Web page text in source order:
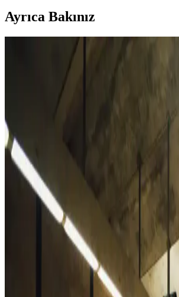
Ayrıca Bakınız
Naked & Famous Kadın Selvedge
Kesim ve Kullanıcı Deneyimleri
Naked & Famous Rainbow Core kadın
solmalarını öne çıkarıyor.
Alya Underwear Kadın Pamuklu
Külotları Günlük Konfor ve
Alya Underwear'in pamuklu kadın hipster
seçeneğiyle, yumuşak ve dayanıklı yapısıyla
uzun ömürlü ve şık bir iç giyim seçeneği sağlar.
Vaen Kadın Pamuk Elastan Likralı
Günlük Şıklık ve Konfor Bir Arada
Vaen markasının pamuk elastan likralı
alabilir kumaşıyla gün boyu konfor sağlar, şık